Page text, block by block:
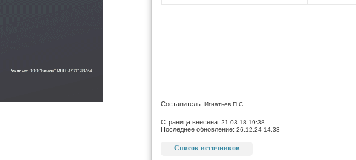
Составитель: Игнатьев П.С.
Страница внесена: 21.03.18 19:38
Последнее обновление: 26.12.24 14:33
Список источников